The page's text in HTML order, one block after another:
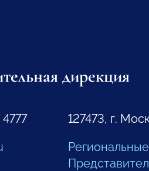
дирекция
4777
127473, г.